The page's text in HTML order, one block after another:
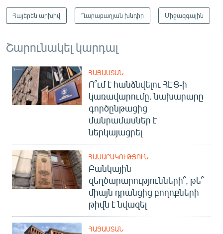
Հայերեն արխիվ Ղարաբաղյան խնդիր Միջազգային
Շարունակել կարդալ
ՀԱՅԱՍՏԱՆ
Ո՞ւմ է հանձնվելու ՀԷՑ-ի
կառավարումը. նախարարը
գործընթացից
մանրամասներ է
ներկայացրել
ՀԱՍԱՐԱԿՈՒԹՅՈՒՆ
Բանկային
զեղծարարությունների՞, թե՞
միայն դրանցից բողոքների
թիվն է նվազել
ՀԱՅԱՍՏԱՆ